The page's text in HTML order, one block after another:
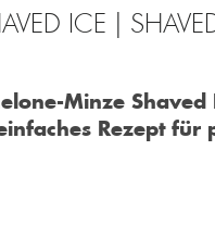
ICE |
Minze
Rezept für